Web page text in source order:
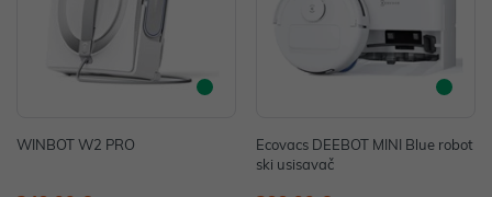
WINBOT W2 PRO
Ecovacs DEEBOT MINI Blue robot
ski usisavač